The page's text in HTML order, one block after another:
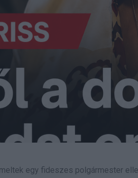
egy fideszes polgármester